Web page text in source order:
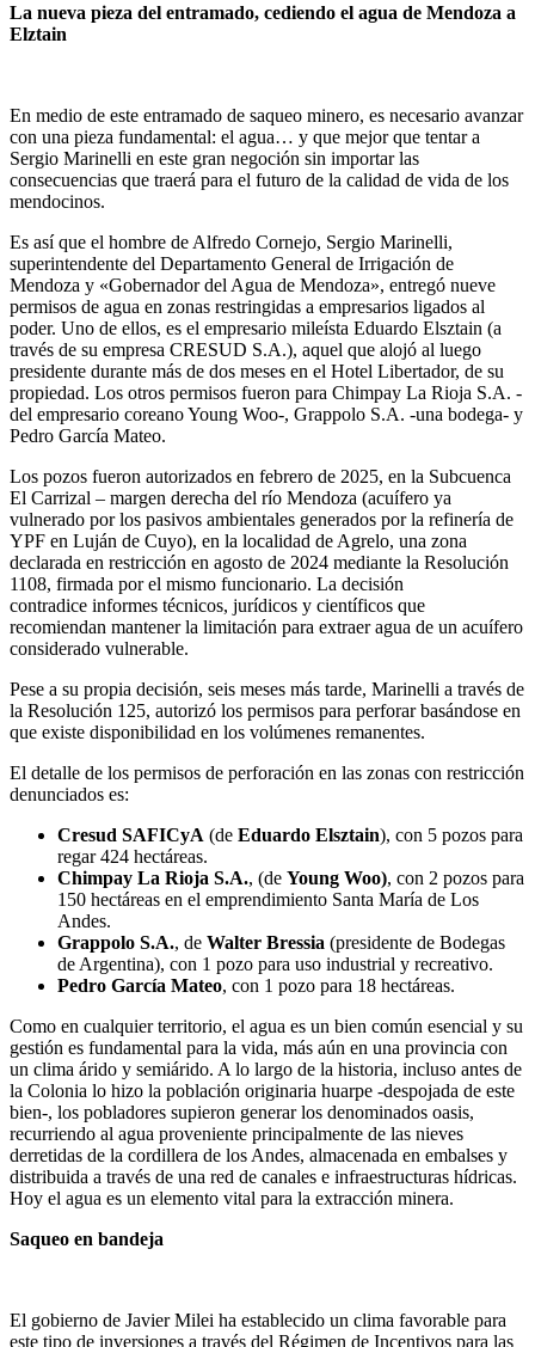
La nueva pieza del entramado, cediendo el agua de Mendoza a
Elztain
En medio de este entramado de saqueo minero, es necesario avanzar
con una pieza fundamental: el agua… y que mejor que tentar a
Sergio Marinelli en este gran negoción sin importar las
consecuencias que traerá para el futuro de la calidad de vida de los
mendocinos.
Es así que el hombre de Alfredo Cornejo, Sergio Marinelli,
superintendente del Departamento General de Irrigación de
Mendoza y «Gobernador del Agua de Mendoza», entregó nueve
permisos de agua en zonas restringidas a empresarios ligados al
poder. Uno de ellos, es el empresario mileísta Eduardo Elsztain (a
través de su empresa CRESUD S.A.), aquel que alojó al luego
presidente durante más de dos meses en el Hotel Libertador, de su
propiedad. Los otros permisos fueron para Chimpay La Rioja S.A. -
del empresario coreano Young Woo-, Grappolo S.A. -una bodega- y
Pedro García Mateo.
Los pozos fueron autorizados en febrero de 2025, en la Subcuenca
El Carrizal – margen derecha del río Mendoza (acuífero ya
vulnerado por los pasivos ambientales generados por la refinería de
YPF en Luján de Cuyo), en la localidad de Agrelo, una zona
declarada en restricción en agosto de 2024 mediante la Resolución
1108, firmada por el mismo funcionario. La decisión
contradice informes técnicos, jurídicos y científicos que
recomiendan mantener la limitación para extraer agua de un acuífero
considerado vulnerable.
Pese a su propia decisión, seis meses más tarde, Marinelli a través de
la Resolución 125, autorizó los permisos para perforar basándose en
que existe disponibilidad en los volúmenes remanentes.
El detalle de los permisos de perforación en las zonas con restricción
denunciados es:
Cresud SAFICyA (de Eduardo Elsztain), con 5 pozos para
regar 424 hectáreas.
Chimpay La Rioja S.A., (de Young Woo), con 2 pozos para
150 hectáreas en el emprendimiento Santa María de Los
Andes.
Grappolo S.A., de Walter Bressia (presidente de Bodegas
de Argentina), con 1 pozo para uso industrial y recreativo.
Pedro García Mateo, con 1 pozo para 18 hectáreas.
Como en cualquier territorio, el agua es un bien común esencial y su
gestión es fundamental para la vida, más aún en una provincia con
un clima árido y semiárido. A lo largo de la historia, incluso antes de
la Colonia lo hizo la población originaria huarpe -despojada de este
bien-, los pobladores supieron generar los denominados oasis,
recurriendo al agua proveniente principalmente de las nieves
derretidas de la cordillera de los Andes, almacenada en embalses y
distribuida a través de una red de canales e infraestructuras hídricas.
Hoy el agua es un elemento vital para la extracción minera.
Saqueo en bandeja
El gobierno de Javier Milei ha establecido un clima favorable para
este tipo de inversiones a través del Régimen de Incentivos para las